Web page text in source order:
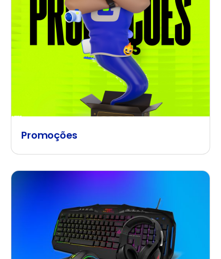
Promoções